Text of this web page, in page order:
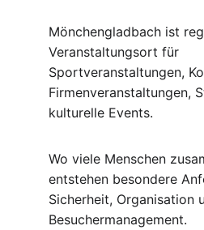
Mönchengladbach ist
Veranstaltungsort für
Sportveranstaltungen,
Firmenveranstaltungen,
kulturelle Events.
Wo viele Menschen
entstehen besondere
Sicherheit, Organisation
Besuchermanagement.